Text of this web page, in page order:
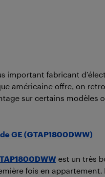
important fabricant
américaine offre, on
sur certains modèles
GE (GTAP1800DWW)
est un très
fois en appartement.